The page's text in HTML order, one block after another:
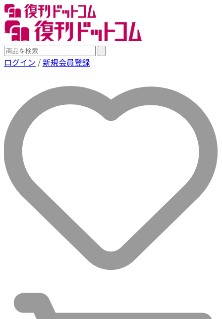
ログイン /新規会員登録